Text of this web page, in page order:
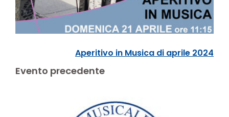
Aperitivo in Musica di aprile 2024
Evento precedente